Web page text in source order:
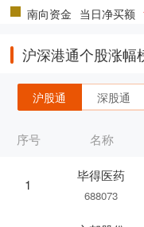
南向资金 当日净买额
沪深港通个股涨幅
沪股通 深股通
序号 名称
1
毕得医药
688073